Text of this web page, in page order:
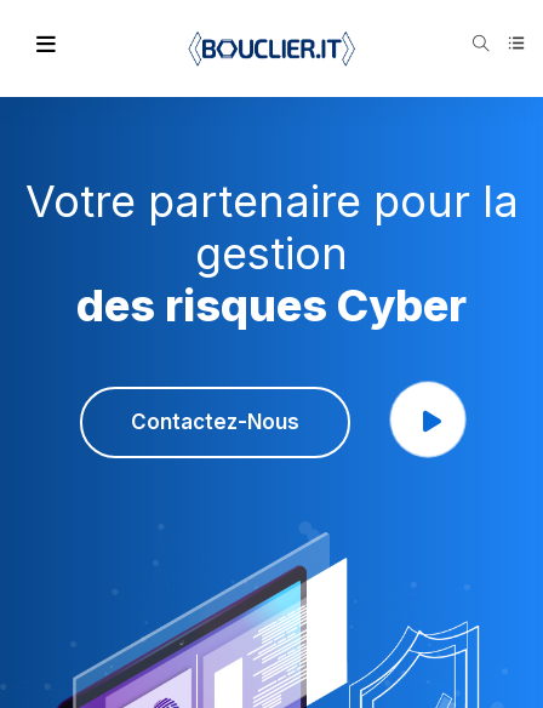
Votre partenaire pour la
gestion
des risques Cyber
Contactez-Nous